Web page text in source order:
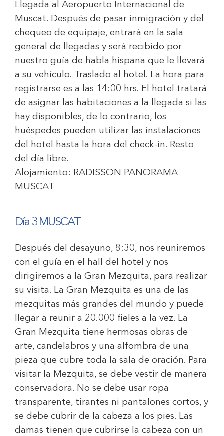
Llegada al Aeropuerto Internacional de
Muscat. Después de pasar inmigración y del
chequeo de equipaje, entrará en la sala
general de llegadas y será recibido por
nuestro guía de habla hispana que le llevará
a su vehículo. Traslado al hotel. La hora para
registrarse es a las 14:00 hrs. El hotel tratará
de asignar las habitaciones a la llegada si las
hay disponibles, de lo contrario, los
huéspedes pueden utilizar las instalaciones
del hotel hasta la hora del check-in. Resto
del día libre.
Alojamiento: RADISSON PANORAMA
MUSCAT
Día 3 MUSCAT
Después del desayuno, 8:30, nos reuniremos
con el guía en el hall del hotel y nos
dirigiremos a la Gran Mezquita, para realizar
su visita. La Gran Mezquita es una de las
mezquitas más grandes del mundo y puede
llegar a reunir a 20.000 fieles a la vez. La
Gran Mezquita tiene hermosas obras de
arte, candelabros y una alfombra de una
pieza que cubre toda la sala de oración. Para
visitar la Mezquita, se debe vestir de manera
conservadora. No se debe usar ropa
transparente, tirantes ni pantalones cortos, y
se debe cubrir de la cabeza a los pies. Las
damas tienen que cubrirse la cabeza con un